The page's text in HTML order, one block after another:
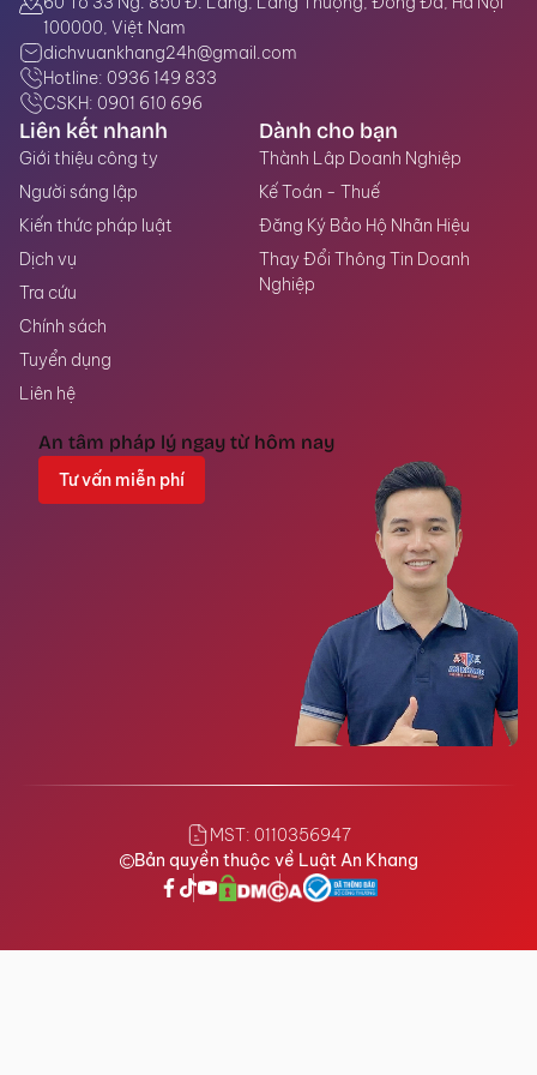
100000, Việt Nam
dichvuankhang24h@gmail.com
Hotline: 0936 149 833
CSKH: 0901 610 696
số 683 A Âu Cơ, Phường Tân Phú, Thành phố Hồ Chí
Minh, Việt Nam
dichvuankhang24h@gmail.com
Hotline: 0936 149 833
CSKH: 0901 610 696
Liên kết nhanh
Giới thiệu công ty
Người sáng lập
Kiến thức pháp luật
Dịch vụ
Tra cứu
Chính sách
Tuyển dụng
Liên hệ
Dành cho bạn
Thành Lâp Doanh Nghiệp
Kế Toán - Thuế
Đăng Ký Bảo Hộ Nhãn Hiệu
Thay Đổi Thông Tin Doanh
Nghiệp
An tâm pháp lý ngay từ hôm nay
Tư vấn miễn phí
Bản quyền thuộc về Luật An Khang
MST: 0110356947